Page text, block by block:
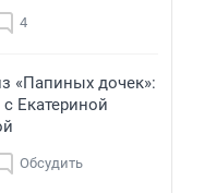
4
«Папиных дочек»:
Екатериной
Обсудить